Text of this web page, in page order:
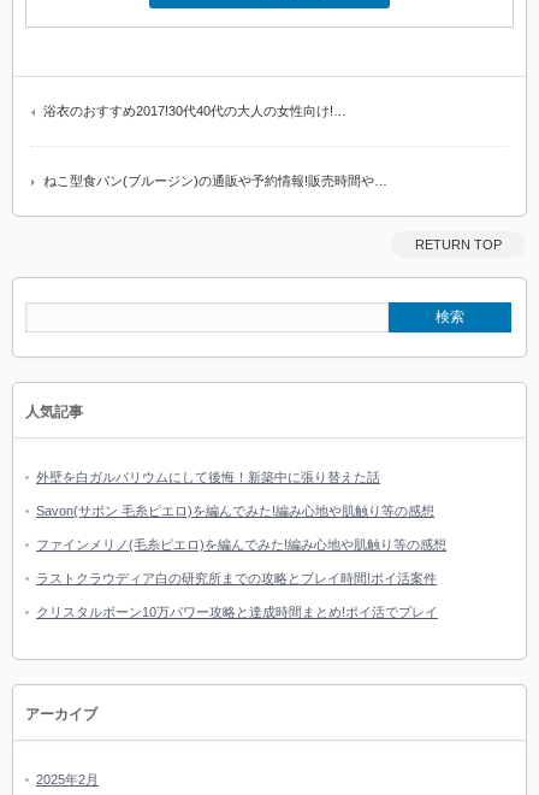
浴衣のおすすめ2017!30代40代の大人の女性向け!…
ねこ型食パン(ブルージン)の通販や予約情報!販売時間や…
RETURN TOP
人気記事
外壁を白ガルバリウムにして後悔！新築中に張り替えた話
Savon(サボン 毛糸ピエロ)を編んでみた!編み心地や肌触り等の感想
ファインメリノ(毛糸ピエロ)を編んでみた!編み心地や肌触り等の感想
ラストクラウディア白の研究所までの攻略とプレイ時間!ポイ活案件
クリスタルボーン10万パワー攻略と達成時間まとめ!ポイ活でプレイ
アーカイブ
2025年2月